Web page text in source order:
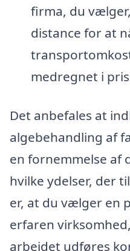
firma, du
distance for at
medregnet i
Det anbefales at
algebehandling af
en fornemmelse af
hvilke ydelser, der
er, at du vælger en
erfaren
arbejdet udføres